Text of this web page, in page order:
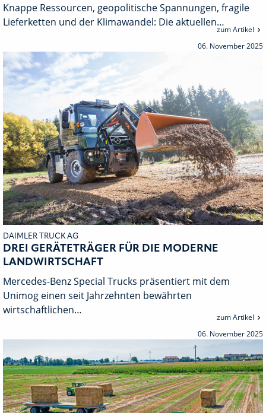
Knappe Ressourcen, geopolitische Spannungen, fragile
Lieferketten und der Klimawandel: Die aktuellen…
zum Artikel
06. November 2025
DAIMLER TRUCK AG
DREI GERÄTETRÄGER FÜR DIE MODERNE
LANDWIRTSCHAFT
Mercedes-Benz Special Trucks präsentiert mit dem
Unimog einen seit Jahrzehnten bewährten
wirtschaftlichen…
zum Artikel
06. November 2025